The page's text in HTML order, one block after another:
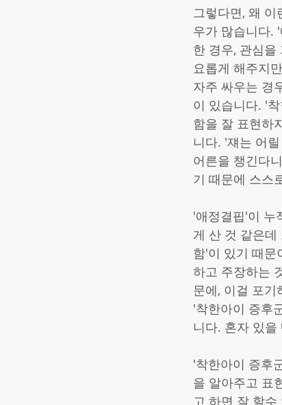
그렇다면, 왜
우가 많습니다.
한 경우, 관심
요롭게 해주지
자주 싸우는 경
이 있습니다. '
함을 잘 표현하
니다. '쟤는 어
어른을 챙긴다
기 때문에 스스
'애정결핍'이 누
게 산 것 같은
함'이 있기 때문
하고 주장하는
문에, 이걸 포
'착한아이 증후
니다. 혼자 있
'착한아이 증후
을 알아주고 표
고 하면 잘 할